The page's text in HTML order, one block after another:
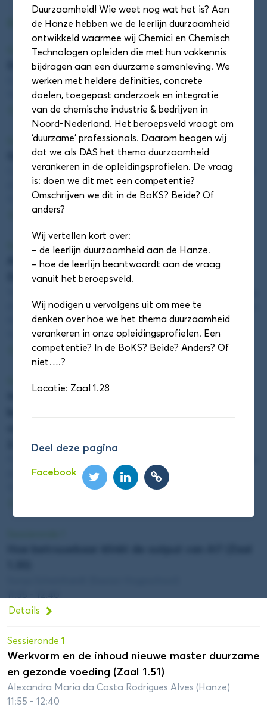
DAS Conferentie sessieronde 1
Sessieronde 1
Duurzaamheid! Een competentie? (Zaal 1.28)
Edzard Geertsema (Hanze)
11:55 - 12:40
Details
Sessieronde 1
Quantum awareness training (Zaal 1.52)
Cintia Perugachi (Universiteit Leiden) en Hilde Wijngaard
(De Haagse Hogeschool)
11:55 - 12:40
Details
Sessieronde 1
AI Veilig Gebruiken: Wat Je Hoort te Weten als
Docent (Zaal 1.53)
(Hogeschool Leiden), Robin Willems (Zuyd Hogeschool) en
Myron Mooij (Hogeschool van Amsterdam)
11:55 - 12:40
Details
(Hogeschool Leiden)
Details
Sessieronde 1
Werkvorm en de inhoud nieuwe master duurzame
en gezonde voeding (Zaal 1.51)
Alexandra Maria da Costa Rodrigues Alves (Hanze)
11:55 - 12:40
Duurzaamheid! Wie weet nog wat het is? Aan
de Hanze hebben we de leerlijn duurzaamheid
ontwikkeld waarmee wij Chemici en Chemisch
Technologen opleiden die met hun vakkennis
bijdragen aan een duurzame samenleving. We
werken met heldere definities, concrete
doelen, toegepast onderzoek en integratie
van de chemische industrie & bedrijven in
Noord-Nederland. Het beroepsveld vraagt om
‘duurzame’ professionals. Daarom beogen wij
dat we als DAS het thema duurzaamheid
verankeren in de opleidingsprofielen. De vraag
is: doen we dit met een competentie?
Omschrijven we dit in de BoKS? Beide? Of
anders?
Wij vertellen kort over:
– de leerlijn duurzaamheid aan de Hanze.
– hoe de leerlijn beantwoordt aan de vraag
vanuit het beroepsveld.
Wij nodigen u vervolgens uit om mee te
denken over hoe we het thema duurzaamheid
verankeren in onze opleidingsprofielen. Een
competentie? In de BoKS? Beide? Anders? Of
niet….?
Locatie: Zaal 1.28
Deel deze pagina
Facebook